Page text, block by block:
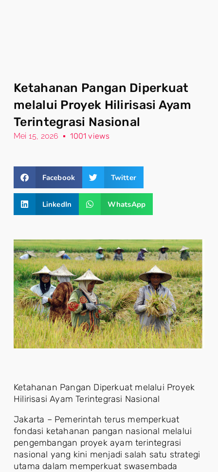
Ketahanan Pangan Diperkuat
melalui Proyek Hilirisasi Ayam
Terintegrasi Nasional
Mei 15, 2026 1001 views
Facebook Twitter
LinkedIn WhatsApp
Ketahanan Pangan Diperkuat melalui Proyek
Hilirisasi Ayam Terintegrasi Nasional
Jakarta – Pemerintah terus memperkuat
fondasi ketahanan pangan nasional melalui
pengembangan proyek ayam terintegrasi
nasional yang kini menjadi salah satu strategi
utama dalam memperkuat swasembada